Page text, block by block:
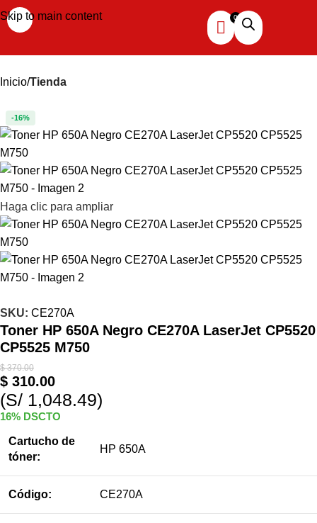
Skip to main content
Inicio Tienda
-16%
Haga clic para ampliar
SKU: CE270A
Toner HP 650A Negro CE270A LaserJet CP5520
CP5525 M750
$370.00
$ 310.00
(S/ 1,048.49)
16% DSCTO
Cartucho de
tóner:
HP 650A
Código: CE270A